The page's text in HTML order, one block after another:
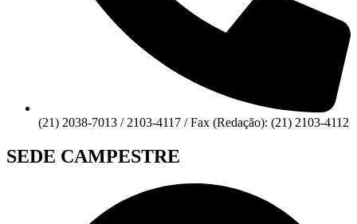
(21) 2038-7013 / 2103-4117 / Fax (Redação): (21) 2103-4112
SEDE CAMPESTRE